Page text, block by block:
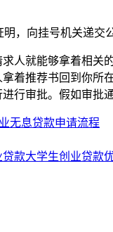
，向挂号机关递交
人就能够拿着相
着推荐书回到你
行审批。假如审批
无息贷款申请流程
贷款大学生创业贷款